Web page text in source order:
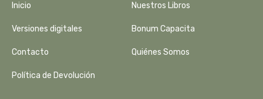
Inicio Nuestros Libros
Versiones digitales Bonum Capacita
Contacto Quiénes Somos
Política de Devolución